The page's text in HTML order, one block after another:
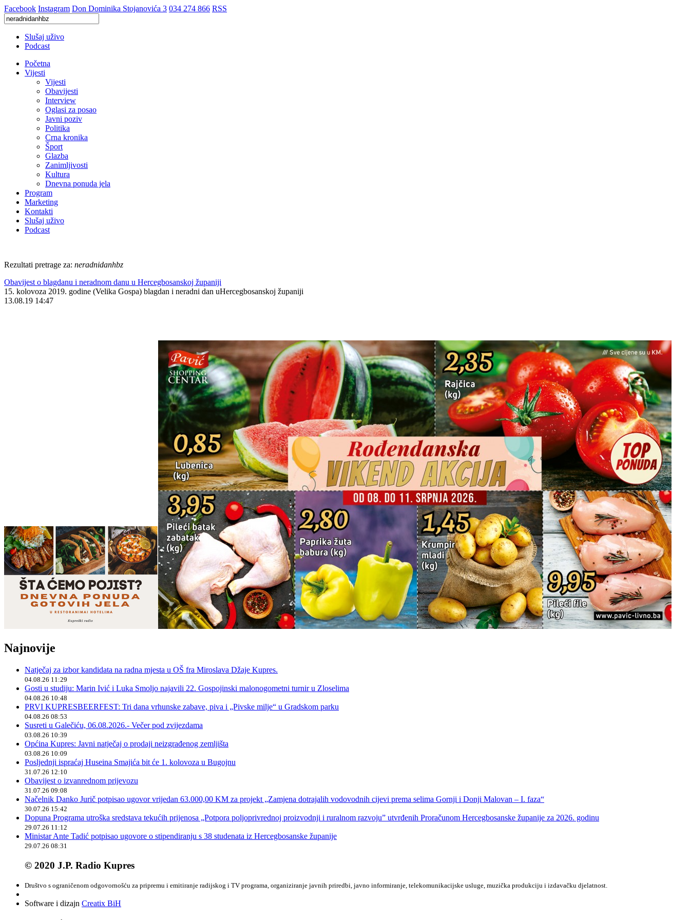
Facebook Instagram Don Dominika Stojanovića 3 034 274 866 RSS
Slušaj uživo
Podcast
Početna
Vijesti
Vijesti
Obavijesti
Interview
Oglasi za posao
Javni poziv
Politika
Crna kronika
Šport
Glazba
Zanimljivosti
Kultura
Dnevna ponuda jela
Program
Marketing
Kontakti
Slušaj uživo
Podcast
Rezultati pretrage za: neradnidanhbz
Obavijest o blagdanu i neradnom danu u Hercegbosanskoj županiji
15. kolovoza 2019. godine (Velika Gospa) blagdan i neradni dan uHercegbosanskoj županiji
13.08.19 14:47
Najnovije
Natječaj za izbor kandidata na radna mjesta u OŠ fra Miroslava Džaje Kupres.
04.08.26 11:29
Gosti u studiju: Marin Ivić i Luka Smoljo najavili 22. Gospojinski malonogometni turnir u Zloselima
04.08.26 10:48
PRVI KUPRESBEERFEST: Tri dana vrhunske zabave, piva i „Pivske milje“ u Gradskom parku
04.08.26 08:53
Susreti u Galečiću, 06.08.2026.- Večer pod zvijezdama
03.08.26 10:39
Općina Kupres: Javni natječaj o prodaji neizgrađenog zemljišta
03.08.26 10:09
Posljednji ispraćaj Huseina Smajića bit će 1. kolovoza u Bugojnu
31.07.26 12:10
Obavijest o izvanrednom prijevozu
31.07.26 09:08
Načelnik Danko Jurič potpisao ugovor vrijedan 63.000,00 KM za projekt „Zamjena dotrajalih vodovodnih cijevi prema selima Gornji i Donji Malovan – I. faza“
30.07.26 15:42
Dopuna Programa utroška sredstava tekućih prijenosa „Potpora poljoprivrednoj proizvodnji i ruralnom razvoju” utvrđenih Proračunom Hercegbosanske županije za 2026. godinu
29.07.26 11:12
Ministar Ante Tadić potpisao ugovore o stipendiranju s 38 studenata iz Hercegbosanske županije
29.07.26 08:31
© 2020 J.P. Radio Kupres
Društvo s ograničenom odgovornošću za pripremu i emitiranje radijskog i TV programa, organiziranje javnih priredbi, javno informiranje, telekomunikacijske usluge, muzička produkciju i izdavačku djelatnost.
Software i dizajn Creatix BiH